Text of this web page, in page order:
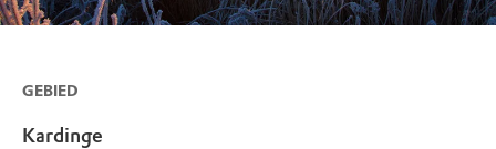
GEBIED
Kardinge